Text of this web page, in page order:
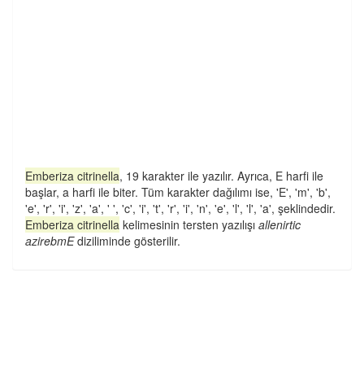
Emberiza citrinella, 19 karakter ile yazılır. Ayrıca, E harfi ile
başlar, a harfi ile biter. Tüm karakter dağılımı ise, 'E', 'm', 'b',
'e', 'r', 'i', 'z', 'a', ' ', 'c', 'i', 't', 'r', 'i', 'n', 'e', 'l', 'l', 'a', şeklindedir.
Emberiza citrinella kelimesinin tersten yazılışı allenirtic
azirebmEdiziliminde gösterilir.